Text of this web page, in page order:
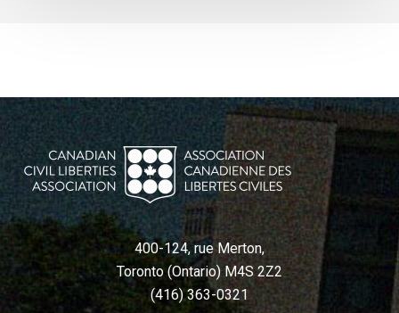
400-124, rue Merton,
Toronto (Ontario) M4S 2Z2
(416) 363-0321